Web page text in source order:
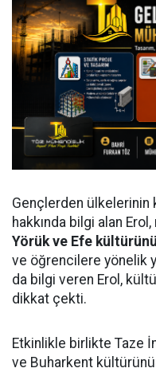
Gençlerden
hakkında bilgi alan
Yörük ve Efe kültürünü
ve öğrencilere yönelik
da bilgi veren Erol,
dikkat çekti.
Etkinlikle birlikte Taze
ve Buharkent